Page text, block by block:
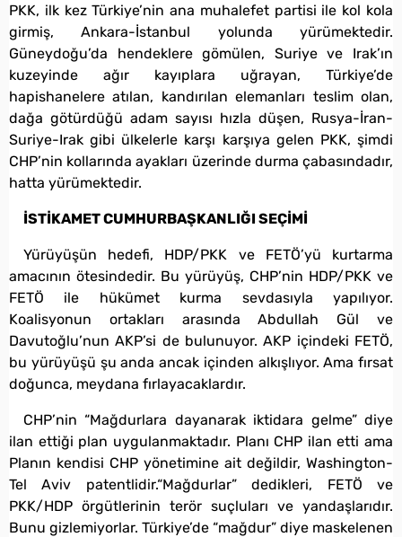
PKK, ilk kez Türkiye’nin ana muhalefet partisi ile kol kola
girmiş, Ankara-İstanbul yolunda yürümektedir.
Güneydoğu’da hendeklere gömülen, Suriye ve Irak’ın
kuzeyinde ağır kayıplara uğrayan, Türkiye’de
hapishanelere atılan, kandırılan elemanları teslim olan,
dağa götürdüğü adam sayısı hızla düşen, Rusya-İran-
Suriye-Irak gibi ülkelerle karşı karşıya gelen PKK, şimdi
CHP’nin kollarında ayakları üzerinde durma çabasındadır,
hatta yürümektedir.
İSTİKAMET CUMHURBAŞKANLIĞI SEÇİMİ
Yürüyüşün hedefi, HDP/PKK ve FETÖ’yü kurtarma
amacının ötesindedir. Bu yürüyüş, CHP’nin HDP/PKK ve
FETÖ ile hükümet kurma sevdasıyla yapılıyor.
Koalisyonun ortakları arasında Abdullah Gül ve
Davutoğlu’nun AKP’si de bulunuyor. AKP içindeki FETÖ,
bu yürüyüşü şu anda ancak içinden alkışlıyor. Ama fırsat
doğunca, meydana fırlayacaklardır.
CHP’nin “Mağdurlara dayanarak iktidara gelme” diye
ilan ettiği plan uygulanmaktadır. Planı CHP ilan etti ama
Planın kendisi CHP yönetimine ait değildir, Washington-
Tel Aviv patentlidir.“Mağdurlar” dedikleri, FETÖ ve
PKK/HDP örgütlerinin terör suçluları ve yandaşlarıdır.
Bunu gizlemiyorlar. Türkiye’de “mağdur” diye maskelenen